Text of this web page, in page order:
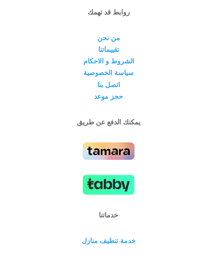
روابط قد تهمك
من نحن
تقييماتنا
الشروط و الاحكام
سياسة الخصوصية
اتصل بنا
حجز موعد
يمكنك الدفع عن طريق
خدماتنا
خدمة تنظيف منازل